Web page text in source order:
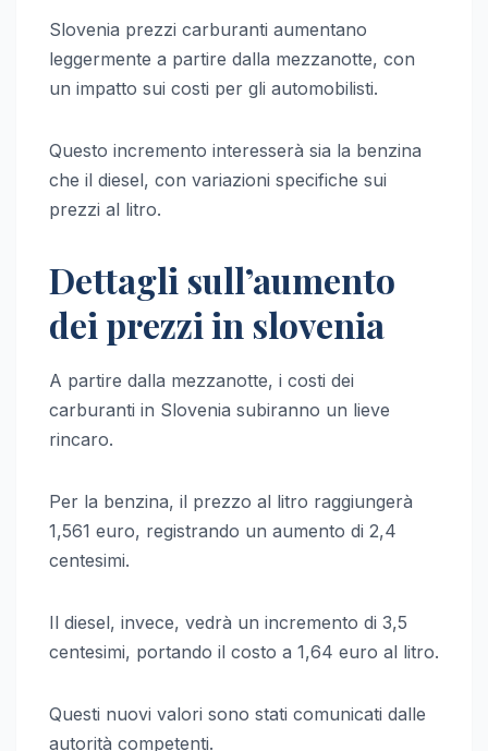
Slovenia prezzi carburanti aumentano
leggermente a partire dalla mezzanotte, con
un impatto sui costi per gli automobilisti.
Questo incremento interesserà sia la benzina
che il diesel, con variazioni specifiche sui
prezzi al litro.
Dettagli sull’aumento
dei prezzi in slovenia
A partire dalla mezzanotte, i costi dei
carburanti in Slovenia subiranno un lieve
rincaro.
Per la benzina, il prezzo al litro raggiungerà
1,561 euro, registrando un aumento di 2,4
centesimi.
Il diesel, invece, vedrà un incremento di 3,5
centesimi, portando il costo a 1,64 euro al litro.
Questi nuovi valori sono stati comunicati dalle
autorità competenti.